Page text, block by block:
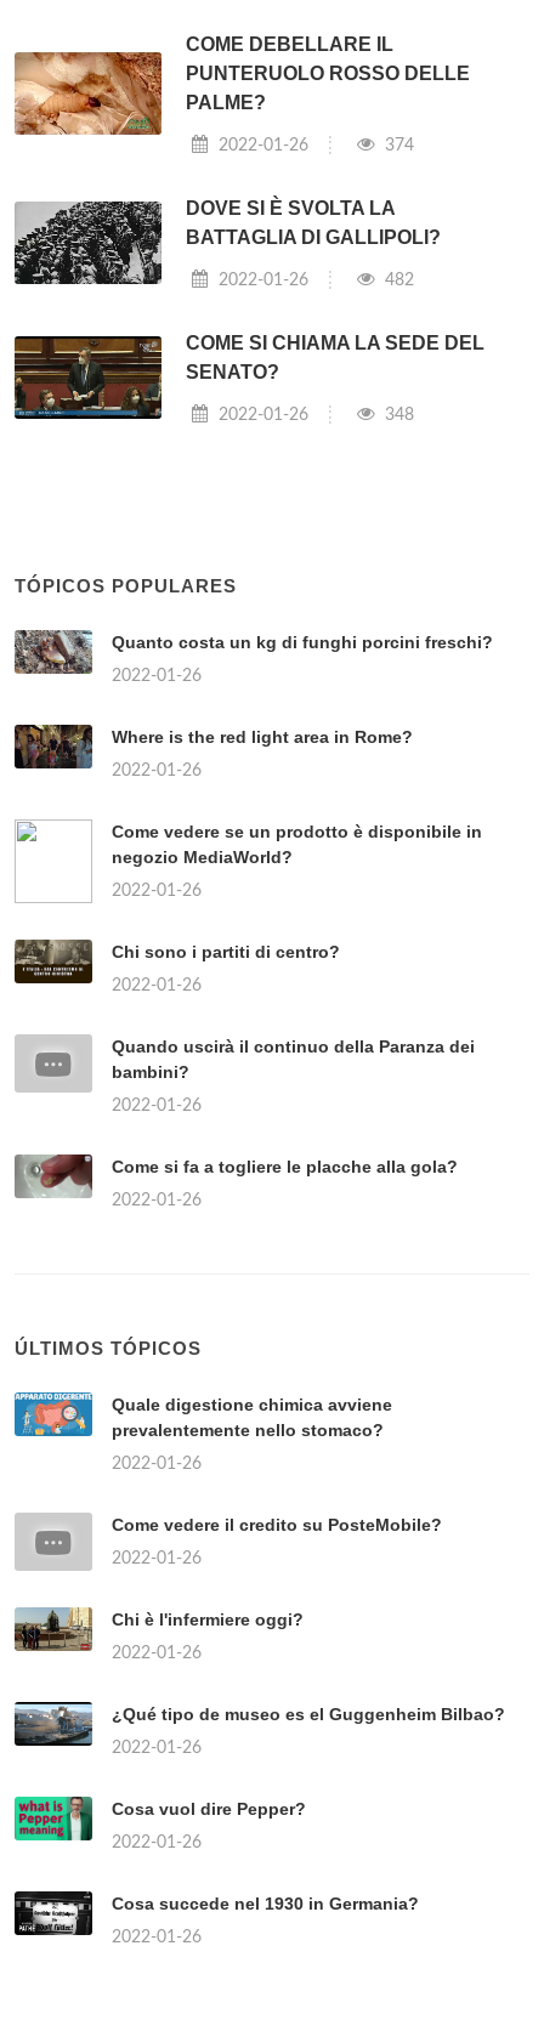
COME DEBELLARE IL
PUNTERUOLO ROSSO DELLE
PALME?
2022-01-26 374
DOVE SI È SVOLTA LA
BATTAGLIA DI GALLIPOLI?
2022-01-26 482
COME SI CHIAMA LA SEDE DEL
SENATO?
2022-01-26 348
TÓPICOS POPULARES
Quanto costa un kg di funghi porcini freschi?
2022-01-26
Where is the red light area in Rome?
2022-01-26
Come vedere se un prodotto è disponibile in
negozio MediaWorld?
2022-01-26
Chi sono i partiti di centro?
2022-01-26
Quando uscirà il continuo della Paranza dei
bambini?
2022-01-26
Come si fa a togliere le placche alla gola?
2022-01-26
ÚLTIMOS TÓPICOS
Quale digestione chimica avviene
prevalentemente nello stomaco?
2022-01-26
Come vedere il credito su PosteMobile?
2022-01-26
Chi è l'infermiere oggi?
2022-01-26
¿Qué tipo de museo es el Guggenheim Bilbao?
2022-01-26
Cosa vuol dire Pepper?
2022-01-26
Cosa succede nel 1930 in Germania?
2022-01-26